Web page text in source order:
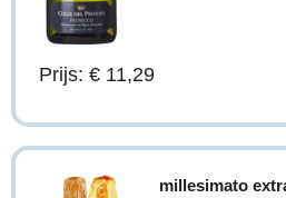
Prijs: € 11,29
millesimato